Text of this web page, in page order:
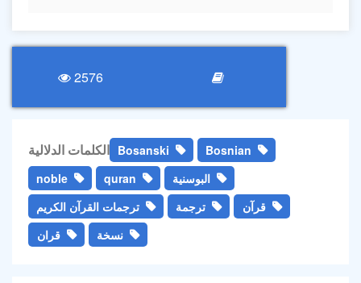
2576
الكلمات الدلالية Bosanski
Bosnian
noble
quran
البوسنية
ترجمات القرآن الكريم
ترجمة
قرآن
قران
نسخة